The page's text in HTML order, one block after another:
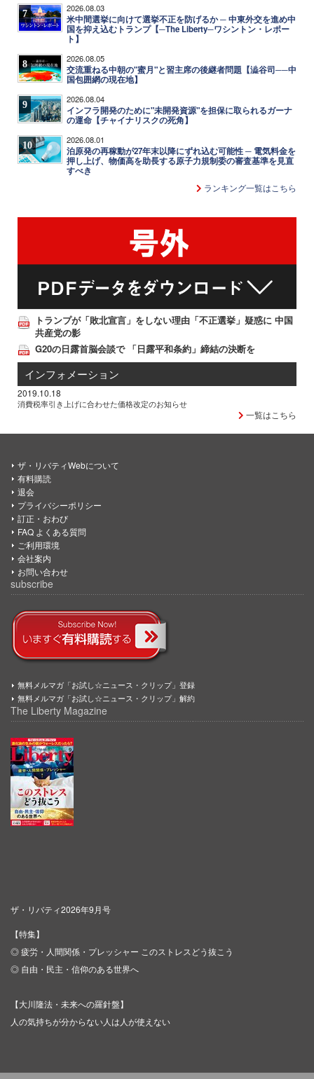
7 2026.08.03
米中間選挙に向けて選挙不正を防げるか ─ 中東外交を進め中
国を抑え込むトランプ【─The Liberty─ワシントン・レポー
ト】
8 2026.08.05
交流重ねる中朝の"蜜月"と習主席の後継者問題【澁谷司──中
国包囲網の現在地】
9 2026.08.04
インフラ開発のために"未開発資源"を担保に取られるガーナ
の運命【チャイナリスクの死角】
10 2026.08.01
泊原発の再稼動が27年末以降にずれ込む可能性 ─ 電気料金を
押し上げ、物価高を助長する原子力規制委の審査基準を見直
すべき
ランキング一覧はこちら
トランプが「敗北宣言」をしない理由「不正選挙」疑惑に 中国
共産党の影
G20の日露首脳会談で 「日露平和条約」締結の決断を
インフォメーション
2019.10.18
消費税率引き上げに合わせた価格改定のお知らせ
一覧はこちら
ザ・リバティWebについて
有料購読
退会
プライバシーポリシー
訂正・おわび
FAQ よくある質問
ご利用環境
会社案内
お問い合わせ
subscribe
無料メルマガ「お試し☆ニュース・クリップ」登録
無料メルマガ「お試し☆ニュース・クリップ」解約
The Liberty Magazine
ザ・リバティ2026年9月号
【特集】
◎ 疲労・人間関係・プレッシャー このストレスどう抜こう
◎ 自由・民主・信仰のある世界へ
【大川隆法・未来への羅針盤】
人の気持ちが分からない人は人が使えない